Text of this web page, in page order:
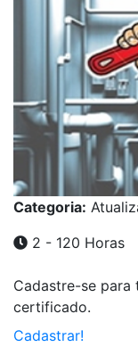
Categoria:
2 - 120 Horas
Cadastre-se para
certificado.
Cadastrar!